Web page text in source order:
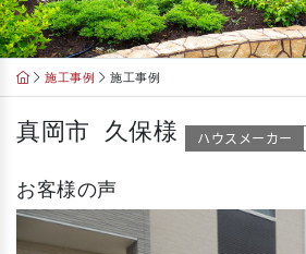
施工事例 施工事例
真岡市 久保様 ハウスメーカー
お客様の声